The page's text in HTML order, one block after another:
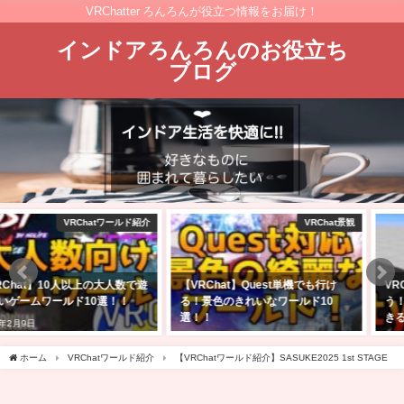
VRChatter ろんろんが役立つ情報をお届け！
インドアろんろんのお役立ち
ブログ
VRChat景観
【VRChat】Quest単機でも行け
る！景色のきれいなワールド10
選！！
VRChat ワールド制作
VRChatで自分のワールドを作ろ
う！アバターのアップロードがで
きる方向け！【Unity2022】
ホーム VRChatワールド紹介 【VRChatワールド紹介】SASUKE2025 1st STAGE